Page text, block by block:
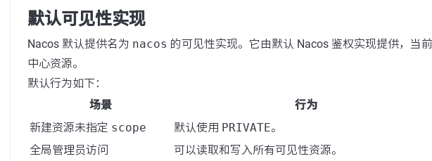
默认可见性实现
Nacos 默认提供名为 nacos 的可见性实现。它由默认 Nacos 鉴权实现提供，当
中心资源。
默认行为如下：
场景
行为
新建资源未指定 scope 默认使用 PRIVATE。
全局管理员访问
可以读取和写入所有可见性资源。